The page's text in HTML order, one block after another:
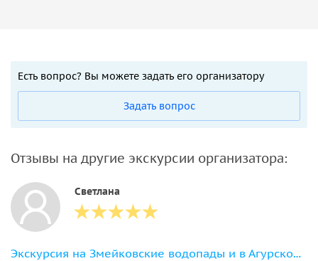
Есть вопрос? Вы можете задать его организатору
Задать вопрос
Отзывы на другие экскурсии организатора:
Светлана
Экскурсия на Змейковские водопады и в Агурское ущелье